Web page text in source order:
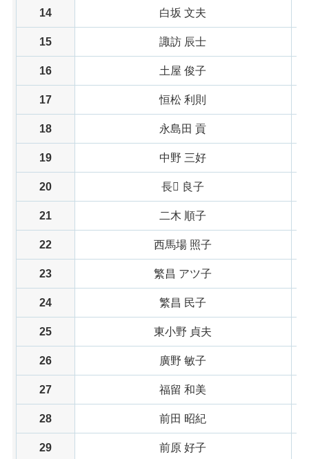
14 白坂 文夫
15 諏訪 辰士
16 土屋 俊子
17 恒松 利則
18 永島田 貢
19 中野 三好
20 長 良子
21 二木 順子
22 西馬場 照子
23 繁昌 アツ子
24 繁昌 民子
25 東小野 貞夫
26 廣野 敏子
27 福留 和美
28 前田 昭紀
29 前原 好子